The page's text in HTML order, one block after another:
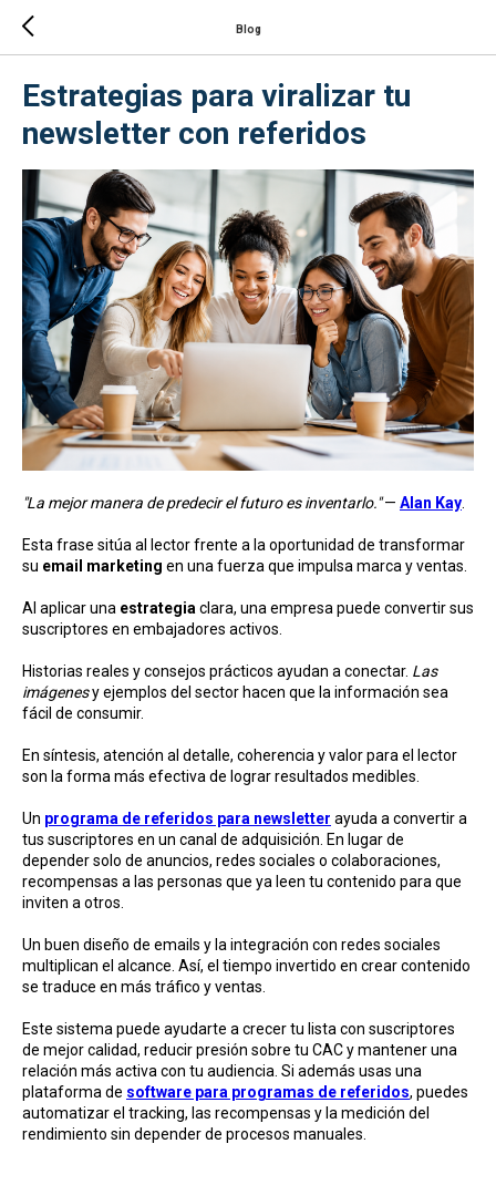
Blog
Estrategias para viralizar tu
newsletter con referidos
"La mejor manera de predecir el futuro es inventarlo."— Alan Kay
Esta frase sitúa al lector frente a la oportunidad de transformar
su email marketing en una fuerza que impulsa marca y ventas.
Al aplicar una estrategia clara, una empresa puede convertir sus
suscriptores en embajadores activos.
Historias reales y consejos prácticos ayudan a conectar. Las
imágenesy ejemplos del sector hacen que la información sea
fácil de consumir.
En síntesis, atención al detalle, coherencia y valor para el lector
son la forma más efectiva de lograr resultados medibles.
Un programa de referidos para newsletter ayuda a convertir a
tus suscriptores en un canal de adquisición. En lugar de
depender solo de anuncios, redes sociales o colaboraciones,
recompensas a las personas que ya leen tu contenido para que
inviten a otros.
Un buen diseño de emails y la integración con redes sociales
multiplican el alcance. Así, el tiempo invertido en crear contenido
se traduce en más tráfico y ventas.
Este sistema puede ayudarte a crecer tu lista con suscriptores
de mejor calidad, reducir presión sobre tu CAC y mantener una
relación más activa con tu audiencia. Si además usas una
plataforma de software para programas de referidos, puedes
automatizar el tracking, las recompensas y la medición del
rendimiento sin depender de procesos manuales.